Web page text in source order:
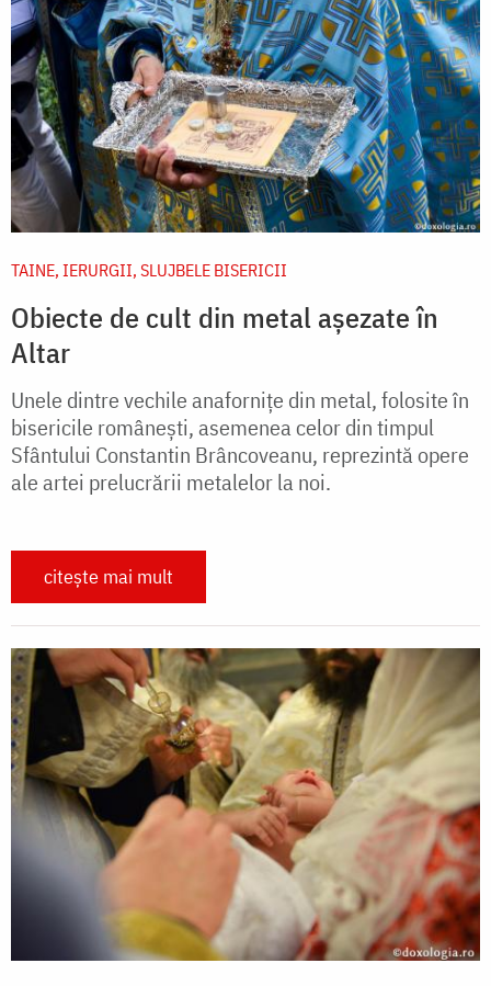
TAINE, IERURGII, SLUJBELE BISERICII
Obiecte de cult din metal așezate în
Altar
Unele dintre vechile anafornițe din metal, folosite în
bisericile românești, asemenea celor din timpul
Sfântului Constantin Brâncoveanu, reprezintă opere
ale artei prelucrării metalelor la noi.
citește mai mult